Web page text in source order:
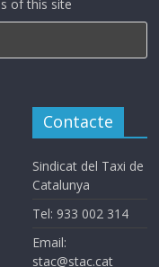
of this site
Contacte
Sindicat del Taxi de
Catalunya
Tel: 933 002 314
Email:
stac@stac.cat